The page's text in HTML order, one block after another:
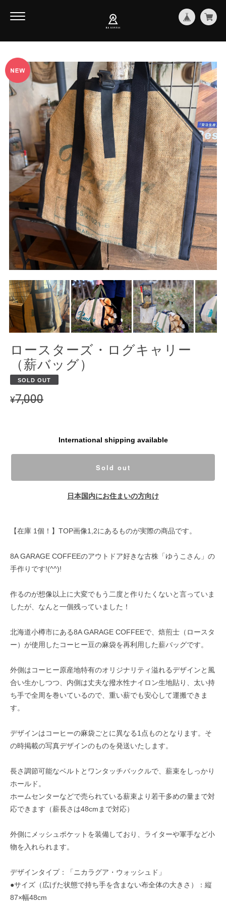
ロースターズ・ログキャリー
（薪バッグ）
SOLD OUT
¥7,000
International shipping available
Sold out
日本国内にお住まいの方向け
【在庫 1個！】TOP画像1,2にあるものが実際の商品です。
8A GARAGE COFFEEのアウトドア好きな古株「ゆうこさん」の
手作りです!(^^)!
作るのが想像以上に大変でもう二度と作りたくないと言っていま
したが、なんと一個残っていました！
北海道小樽市にある8A GARAGE COFFEEで、焙煎士（ロースタ
ー）が使用したコーヒー豆の麻袋を再利用した薪バッグです。
外側はコーヒー原産地特有のオリジナリティ溢れるデザインと風
合い生かしつつ、内側は丈夫な撥水性ナイロン生地貼り、太い持
ち手で全周を巻いているので、重い薪でも安心して運搬できま
す。
デザインはコーヒーの麻袋ごとに異なる1点ものとなります。そ
の時掲載の写真デザインのものを発送いたします。
長さ調節可能なベルトとワンタッチバックルで、薪束をしっかり
ホールド。
ホームセンターなどで売られている薪束より若干多めの量まで対
応できます（薪長さは48cmまで対応）
外側にメッシュポケットを装備しており、ライターや軍手など小
物を入れられます。
デザインタイプ：「ニカラグア・ウォッシュド」
●サイズ（広げた状態で持ち手を含まない布全体の大きさ）：縦
87×幅48cm